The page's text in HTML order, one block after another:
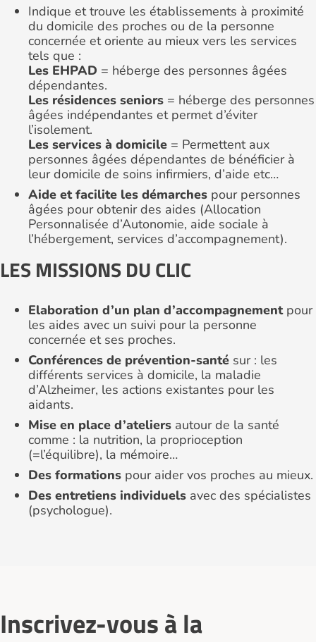
Indique et trouve les établissements à proximité
du domicile des proches ou de la personne
concernée et oriente au mieux vers les services
tels que :
Les EHPAD = héberge des personnes âgées
dépendantes.
Les résidences seniors = héberge des personnes
âgées indépendantes et permet d’éviter
l’isolement.
Les services à domicile = Permettent aux
personnes âgées dépendantes de bénéficier à
leur domicile de soins infirmiers, d’aide etc…
Aide et facilite les démarches pour personnes
âgées pour obtenir des aides (Allocation
Personnalisée d’Autonomie, aide sociale à
l’hébergement, services d’accompagnement).
LES MISSIONS DU CLIC
Elaboration d’un plan d’accompagnementpour
les aides avec un suivi pour la personne
concernée et ses proches.
Conférences de prévention-santé sur : les
différents services à domicile, la maladie
d’Alzheimer, les actions existantes pour les
aidants.
Mise en place d’ateliers autour de la santé
comme : la nutrition, la proprioception
(=l’équilibre), la mémoire…
Des formations pour aider vos proches au mieux.
Des entretiens individuels avec des spécialistes
(psychologue).
Inscrivez-vous à la